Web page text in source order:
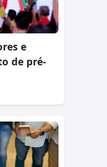
e
de pré-